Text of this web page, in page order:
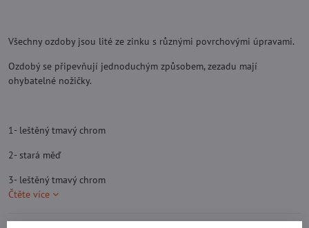
Všechny ozdoby jsou lité ze zinku s různými povrchovými úpravami.
Ozdobý se připevňují jednoduchým způsobem, zezadu mají
ohybatelné nožičky.
1- leštěný tmavý chrom
2- stará měď
3- leštěný tmavý chrom
Čtěte více